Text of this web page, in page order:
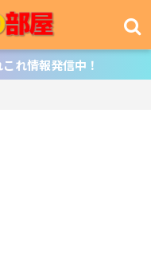
れ情報発信中！